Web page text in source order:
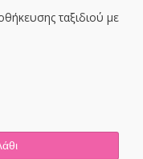
ταξιδιού με